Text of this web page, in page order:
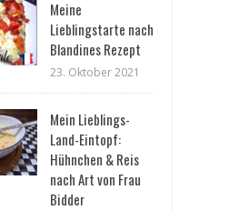
Meine
Lieblingstarte nach
Blandines Rezept
23. Oktober 2021
Mein Lieblings-
Land-Eintopf:
Hühnchen & Reis
nach Art von Frau
Bidder